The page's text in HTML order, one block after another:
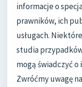
informacje o
prawników, ich
usługach.
studia
mogą świadczyć o
Zwróćmy uwagę